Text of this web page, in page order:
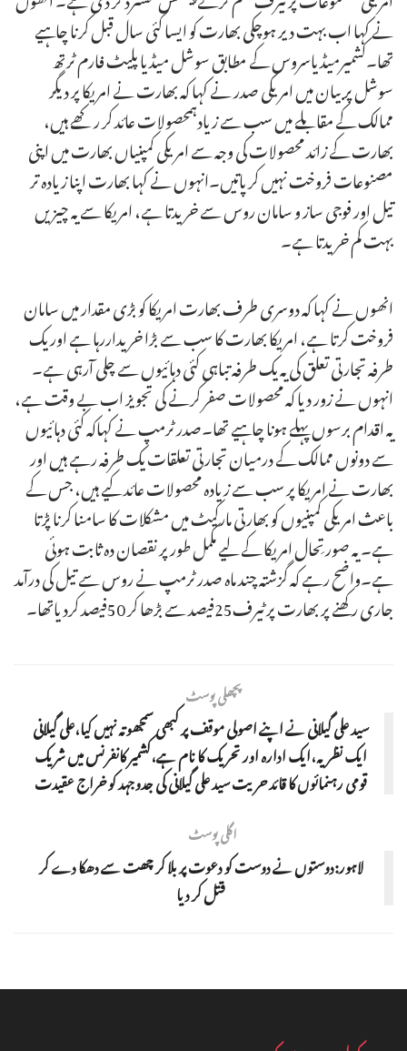
نے کہا اب بہت دیر ہوچکی بھارت کو ایسا کئی سال قبل کرنا چاہیے
تھا۔کشمیرمیڈیاسروس کے مطابق سوشل میڈیا پلیٹ فارم ٹرتھ
سوشل پر بیان میں امریکی صدر نے کہا کہ بھارت نے امریکا پر دیگر
ممالک کے مقابلے میں سب سے زیادہمحصولات عائد کر رکھے ہیں،
بھارت کے زائد محصولات کی وجہ سے امریکی کمپنیاں بھارت میں اپنی
مصنوعات فروخت نہیں کرپاتیں۔انہوں نے کہا بھارت اپنا زیادہ تر
تیل اور فوجی ساز و سامان روس سے خریدتا ہے، امریکا سے یہ چیزیں
بہت کم خریدتا ہے۔
انھوں نے کہا کہ دوسری طرف بھارت امریکا کو بڑی مقدار میں سامان
فروخت کرتا ہے، امریکا بھارت کا سب سے بڑا خریداررہا ہے اور یک
طرفہ تجارتی تعلق کی یہ یک طرفہ تباہی کئی دہائیوں سے چلی آرہی ہے۔
انہوں نے زور دیا کہ محصولات صفر کرنے کی تجویز اب بے وقت ہے،
یہ اقدام برسوں پہلے ہونا چاہیے تھا۔صدر ٹرمپ نے کہاکہ کئی دہائیوں
سے دونوں ممالک کے درمیان تجارتی تعلقات یک طرفہ رہے ہیں اور
بھارت نے امریکا پر سب سے زیادہ محصولات عائد کیے ہیں، جس کے
باعث امریکی کمپنیوں کو بھارتی مارکیٹ میں مشکلات کا سامنا کرنا پڑتا
ہے۔ یہ صورتِحال امریکا کے لیے مکمل طور پر نقصان دہ ثابت ہوئی
ہے۔واضح رہے کہ گزشتہ چند ماہ صدر ٹرمپ نے روس سے تیل کی درآمد
جاری رکھنے پر بھارت پر ٹیرف25فیصد سے بڑھا کر 50فیصد کردیاتھا۔
پچھلی پوسٹ
سید علی گیلانی نے اپنے اصولی موقف پر کبھی سمجھوتہ نہیں کیا،علی گیلانی
ایک نظریہ،ایک ادارہ اور تحریک کا نام ہے،کشمیر کانفرنس میں شریک
قومی رہنمائوں کا قائد حریت سید علی گیلانی کی جدوجہد کو خراج عقیدت
اگلی پوسٹ
لاہور:دوستوں نے دوست کو دعوت پر بلا کر چھت سے دھکا دے کر
قتل کر دیا